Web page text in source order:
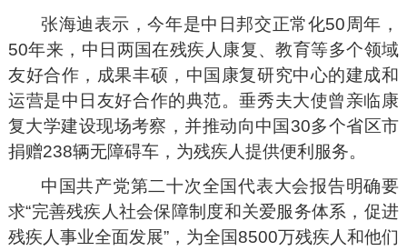
张海迪表示，今年是中日邦交正常化50周年，
50年来，中日两国在残疾人康复、教育等多个领域
友好合作，成果丰硕，中国康复研究中心的建成和
运营是中日友好合作的典范。垂秀夫大使曾亲临康
复大学建设现场考察，并推动向中国30多个省区市
捐赠238辆无障碍车，为残疾人提供便利服务。
中国共产党第二十次全国代表大会报告明确要
求“完善残疾人社会保障制度和关爱服务体系，促进
残疾人事业全面发展”，为全国8500万残疾人和他们